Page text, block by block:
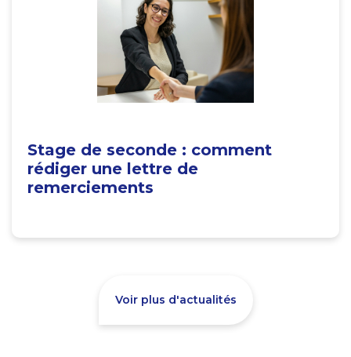
Stage de seconde : comment
rédiger une lettre de
remerciements
Voir plus d'actualités